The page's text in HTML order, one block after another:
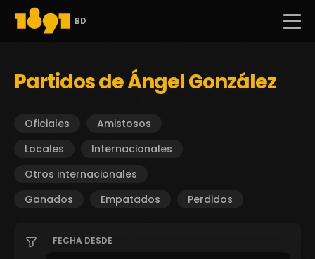
BD
Partidos de Ángel González
Oficiales
Amistosos
Locales
Internacionales
Otros internacionales
Ganados
Empatados Perdidos
FECHA DESDE